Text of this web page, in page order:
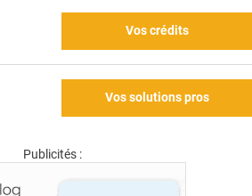
Vos crédits
Vos solutions pros
Publicités :